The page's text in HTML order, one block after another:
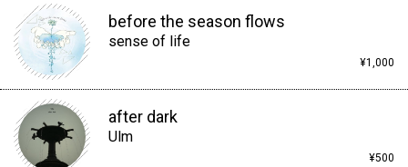
before the season flows
sense of life
¥1,000
after dark
Ulm
¥500